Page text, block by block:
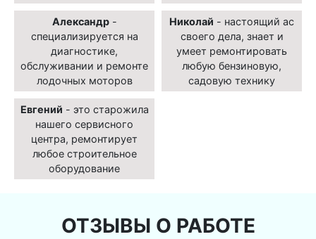
Александр-
специализируется на
диагностике,
обслуживании и ремонте
лодочных моторов
Николай - настоящий ас
своего дела, знает и
умеет ремонтировать
любую бензиновую,
садовую технику
Евгений - это старожила
нашего сервисного
центра, ремонтирует
любое строительное
оборудование
ОТЗЫВЫ О РАБОТЕ